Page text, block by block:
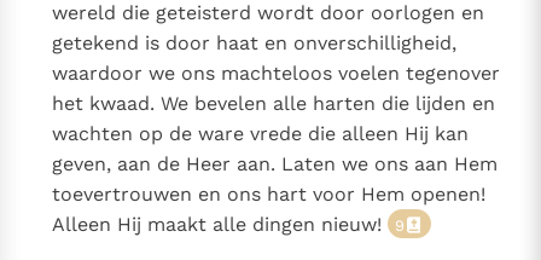
wereld die geteisterd wordt door oorlogen en
getekend is door haat en onverschilligheid,
waardoor we ons machteloos voelen tegenover
het kwaad. We bevelen alle harten die lijden en
wachten op de ware vrede die alleen Hij kan
geven, aan de Heer aan. Laten we ons aan Hem
toevertrouwen en ons hart voor Hem openen!
Alleen Hij maakt alle dingen nieuw!
9